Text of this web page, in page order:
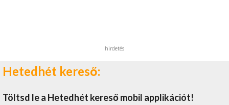
hirdetés
Hetedhét kereső:
Töltsd le a Hetedhét kereső mobil applikációt!